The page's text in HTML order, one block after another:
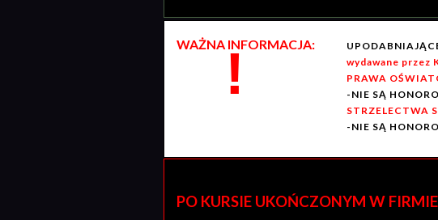
WAŻNA INFORMACJA:
!
wydawane przez
PRAWA
-NIE SĄ
STRZELECTWA
-NIE SĄ
PO KURSIE UKOŃCZONYM W